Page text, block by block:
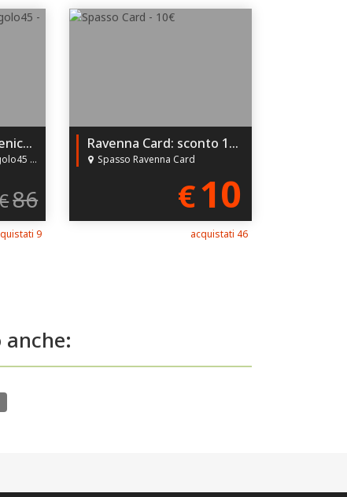
Il Pranzo della Domenica per 2 all'Angolo45!
(RA)
86
9
Ravenna Card: sconto 10% sulle attività del Centro
Spasso Ravenna Card
€10
acquistati 46